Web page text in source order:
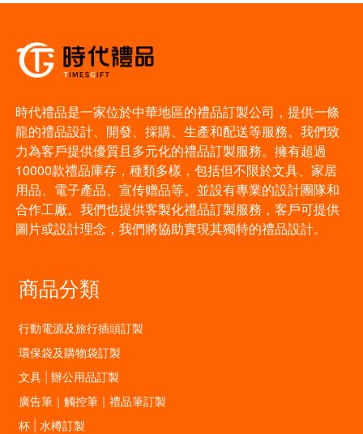
時代禮品是一家位於中華地區的禮品訂製公司，提供一條
龍的禮品設計、開發、採購、生產和配送等服務。我們致
力為客戶提供優質且多元化的禮品訂製服務。擁有超過
10000款禮品庫存，種類多樣，包括但不限於文具、家居
用品、電子產品、宣传赠品等。並設有專業的設計團隊和
合作工廠。我們也提供客製化禮品訂製服務，客戶可提供
圖片或設計理念，我們將協助實現其獨特的禮品設計。
商品分類
行動電源及旅行插頭訂製
環保袋及購物袋訂製
文具 | 辦公用品訂製
廣告筆｜觸控筆｜禮品筆訂製
杯 | 水樽訂製